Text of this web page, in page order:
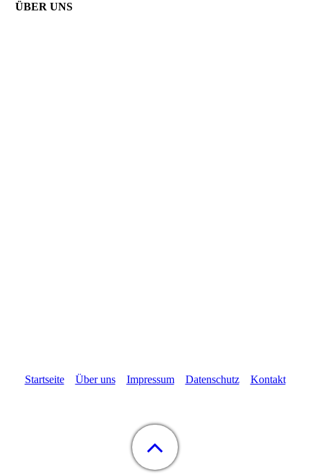
ÜBER UNS
Startseite Über uns Impressum Datenschutz Kontakt